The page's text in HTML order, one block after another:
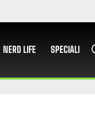
NERD LIFE SPECIALI